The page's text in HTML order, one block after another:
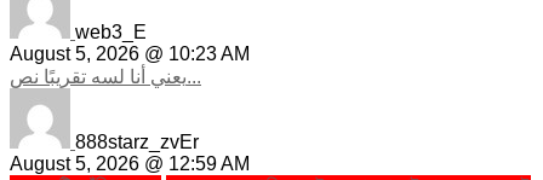
web3_E
August 5, 2026 @ 10:23 AM
يعني أنا لسه تقريبًا نص...
888starz_zvEr
August 5, 2026 @ 12:59 AM